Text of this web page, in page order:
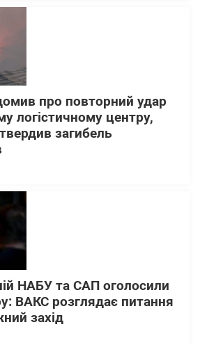
про повторний удар
логістичному центру,
загибель
НАБУ та САП оголосили
ВАКС розглядає питання
захід